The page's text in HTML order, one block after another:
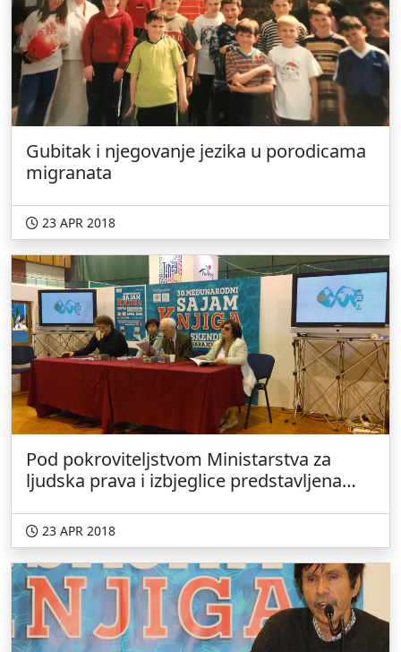
Gubitak i njegovanje jezika u porodicama
23 APR 2018
Pod pokroviteljstvom Ministarstva za
ljudska prava i izbjeglice predstavljena
Čošabić i Šime Ešića
23 APR 2018